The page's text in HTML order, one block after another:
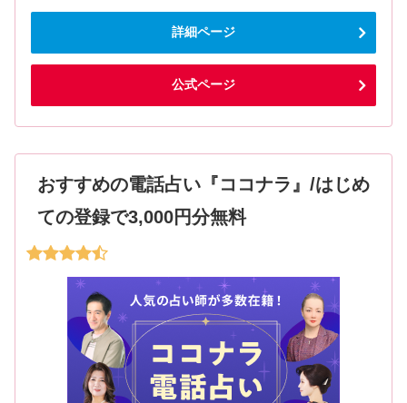
詳細ページ
公式ページ
おすすめの電話占い『ココナラ』/はじめ
ての登録で3,000円分無料